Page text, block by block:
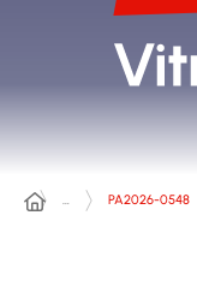
… PA2026-0548